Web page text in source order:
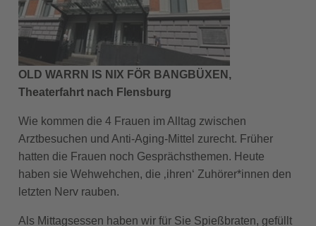
OLD WARRN IS NIX FÖR BANGBÜXEN,
Theaterfahrt nach Flensburg
Wie kommen die 4 Frauen im Alltag zwischen
Arztbesuchen und Anti-Aging-Mittel zurecht. Früher
hatten die Frauen noch Gesprächsthemen. Heute
haben sie Wehwehchen, die ‚ihren‘ Zuhörer*innen den
letzten Nerv rauben.
Als Mittagsessen haben wir für Sie Spießbraten, gefüllt